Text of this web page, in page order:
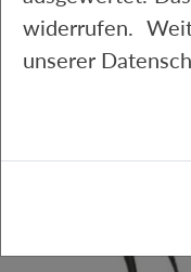
widerrufen.
unserer